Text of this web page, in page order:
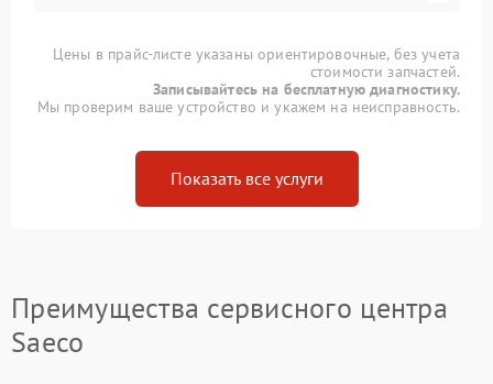
Цены в прайс-листе указаны ориентировочные, без учета
стоимости запчастей.
Записывайтесь на бесплатную диагностику.
Мы проверим ваше устройство и укажем на неисправность.
Показать все услуги
Преимущества сервисного центра
Saeco